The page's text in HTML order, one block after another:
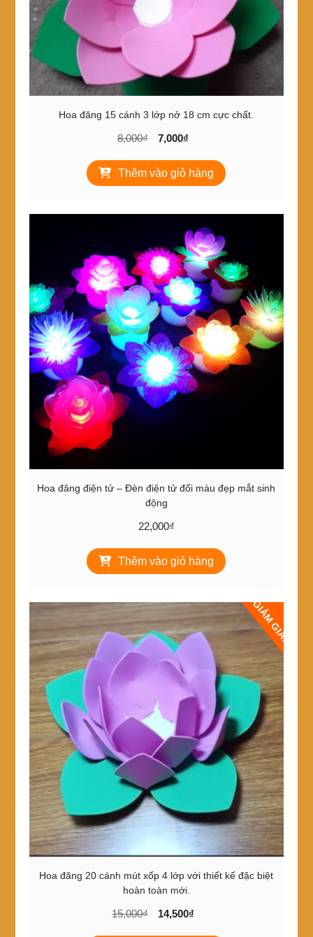
Hoa đăng 15 cánh 3 lớp nở 18 cm cực chất.
8,000₫
Giá
là:
8,000₫.
7,000₫
tại
là:
Thêm vào giỏ hàng
Hoa đăng điện tử – Đèn điện tử đổi màu đẹp mắt sinh
động
22,000₫
Thêm vào giỏ hàng
GIẢM GIÁ!
Hoa đăng 20 cánh mút xốp 4 lớp với thiết kế đặc biệt
hoàn toàn mới.
15,000₫
Giá
14,500₫